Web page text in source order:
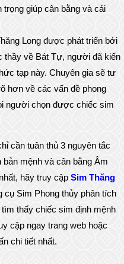
trọng giúp cân bằng và cải
Long được phát triển bởi
thầy về Bát Tự, người đã kiến
tạp này. Chuyên gia sẽ tư
hơn về các vấn đề phong
người chọn được chiếc sim
cần tuân thủ 3 nguyên tắc
mệnh và cân bằng Âm
hãy truy cập Sim Thăng
Sim Phong thủy phân tích
thấy chiếc sim định mệnh
cập ngay trang web hoặc
chi tiết nhất.